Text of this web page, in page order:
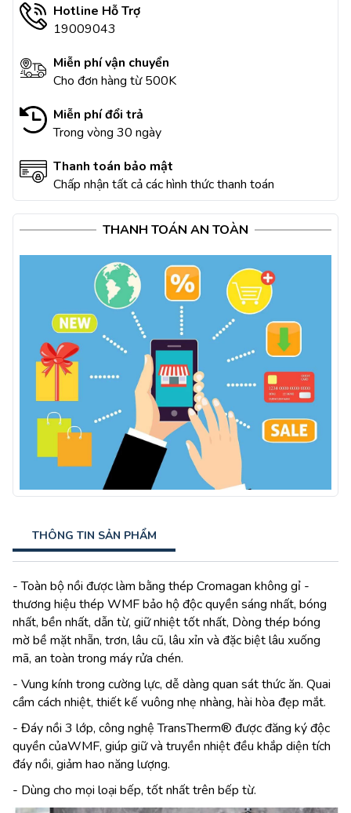
Hotline Hỗ Trợ
19009043
Miễn phí vận chuyển
Cho đơn hàng từ 500K
Miễn phí đổi trả
Trong vòng 30 ngày
Thanh toán bảo mật
Chấp nhận tất cả các hình thức thanh toán
THANH TOÁN AN TOÀN
THÔNG TIN SẢN PHẨM
- Toàn bộ nồi được làm bằng thép Cromagan không gỉ -
thương hiệu thép WMF bảo hộ độc quyền sáng nhất, bóng
nhất, bền nhất, dẫn từ, giữ nhiệt tốt nhất, Dòng thép bóng
mờ bề mặt nhẵn, trơn, lâu cũ, lâu xỉn và đặc biệt lâu xuống
mã, an toàn trong máy rửa chén.
- Vung kính trong cường lực, dễ dàng quan sát thức ăn. Quai
cầm cách nhiệt, thiết kế vuông nhẹ nhàng, hài hòa đẹp mắt.
- Đáy nồi 3 lớp, công nghệ TransTherm® được đăng ký độc
quyền củaWMF, giúp giữ và truyền nhiệt đều khắp diện tích
đáy nồi, giảm hao năng lượng.
- Dùng cho mọi loại bếp, tốt nhất trên bếp từ.